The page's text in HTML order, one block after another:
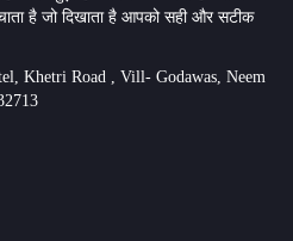
है जो दिखाता है आपको सही और सटीक
Khetri Road , Vill- Godawas, Neem